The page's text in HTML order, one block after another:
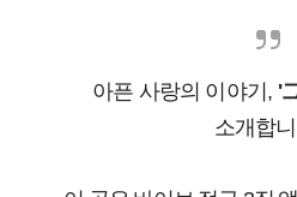
아픈 사랑의 이야기, '
소개합